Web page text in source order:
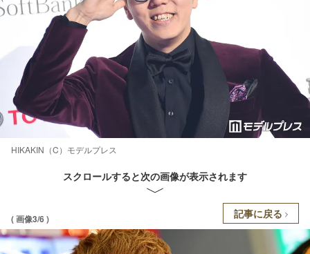
HIKAKIN（C）モデルプレス
スクロールすると次の画像が表示されます
( 画像3/6 ) 記事に戻る